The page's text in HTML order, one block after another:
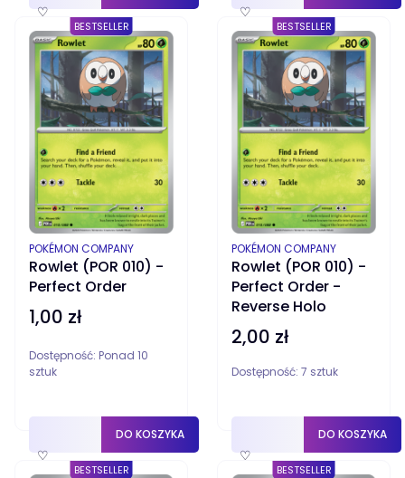
♡ ♡
BESTSELLER
Rowlet (POR 010) -
Perfect Order
PRODUCENT
POKÉMON COMPANY
Cena
1,00 zł
Dostępność: Ponad 10
sztuk
♡
DO KOSZYKA
BESTSELLER
Rowlet (POR 010) -
Perfect Order -
Reverse Holo
PRODUCENT
POKÉMON COMPANY
Cena
2,00 zł
Dostępność: 7 sztuk
♡
DO KOSZYKA
BESTSELLER BESTSELLER